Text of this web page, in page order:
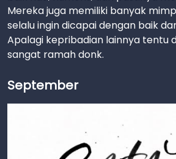
Mereka juga memiliki banyak
selalu ingin dicapai dengan baik
Apalagi kepribadian lainnya tentu
sangat ramah donk.
September